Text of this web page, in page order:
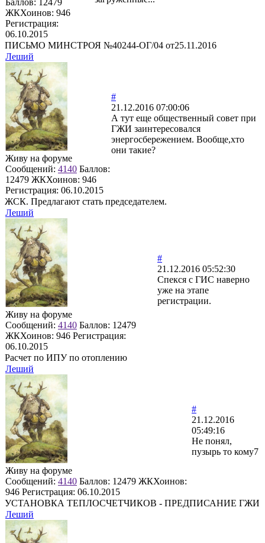
ЖКХоинов: 946
Регистрация:
06.10.2015
ПИСЬМО МИНСТРОЯ №40244-ОГ/04 от25.11.2016
Леший
Живу на форуме
Сообщений: 4140 Баллов:
12479 ЖКХоинов: 946
Регистрация: 06.10.2015
#
21.12.2016 07:00:06
А тут еще общественный совет при
ГЖИ заинтересовался
энергосбережением. Вообще,хто
они такие?
ЖСК. Предлагают стать председателем.
Леший
Живу на форуме
Сообщений: 4140 Баллов: 12479
ЖКХоинов: 946 Регистрация:
06.10.2015
#
21.12.2016 05:52:30
Спекся с ГИС наверно
уже на этапе
регистрации.
Расчет по ИПУ по отоплению
Леший
Живу на форуме
Сообщений: 4140 Баллов: 12479 ЖКХоинов:
946 Регистрация: 06.10.2015
#
21.12.2016
05:49:16
Не понял,
пузырь то кому7
УСТАНОВКА ТЕПЛОСЧЕТЧИКОВ - ПРЕДПИСАНИЕ ГЖИ
Леший